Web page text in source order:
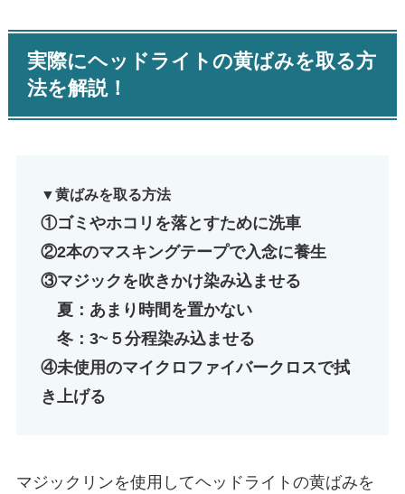
実際にヘッドライトの黄ばみを取る方
法を解説！
▼黄ばみを取る方法
①ゴミやホコリを落とすために洗車
②2本のマスキングテープで入念に養生
③マジックを吹きかけ染み込ませる
夏：あまり時間を置かない
冬：3~５分程染み込ませる
④未使用のマイクロファイバークロスで拭
き上げる
マジックリンを使用してヘッドライトの黄ばみを